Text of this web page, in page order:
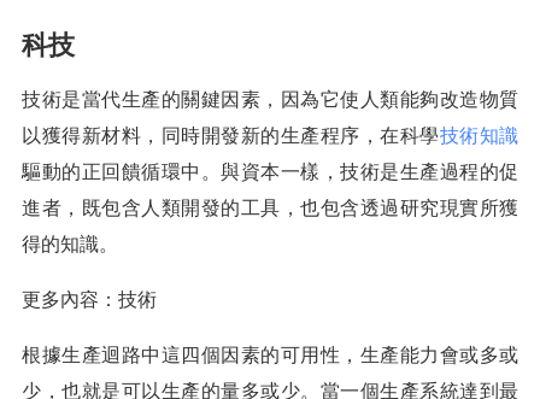
科技
技術是當代生產的關鍵因素，因為它使人類能夠改造物質
以獲得新材料，同時開發新的生產程序，在科學技術知識
驅動的正回饋循環中。與資本一樣，技術是生產過程的促
進者，既包含人類開發的工具，也包含透過研究現實所獲
得的知識。
更多內容：技術
根據生產迴路中這四個因素的可用性，生產能力會或多或
少，也就是可以生產的量多或少。當一個生產系統達到最